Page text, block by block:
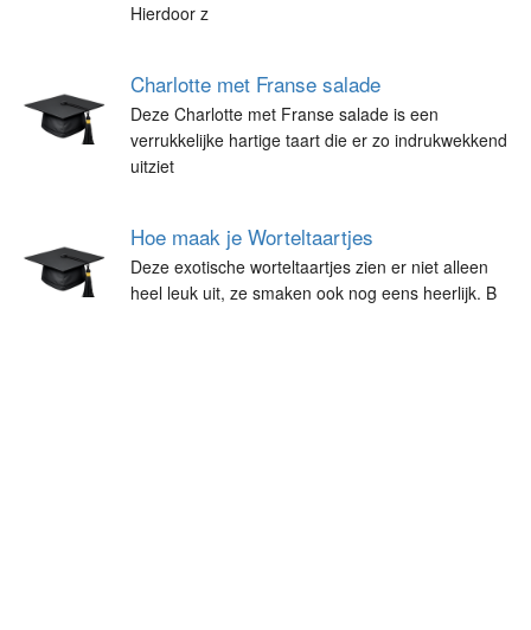
Hierdoor z
Charlotte met Franse salade
Deze Charlotte met Franse salade is een
verrukkelijke hartige taart die er zo indrukwekkend
uitziet
Hoe maak je Worteltaartjes
Deze exotische worteltaartjes zien er niet alleen
heel leuk uit, ze smaken ook nog eens heerlijk. B